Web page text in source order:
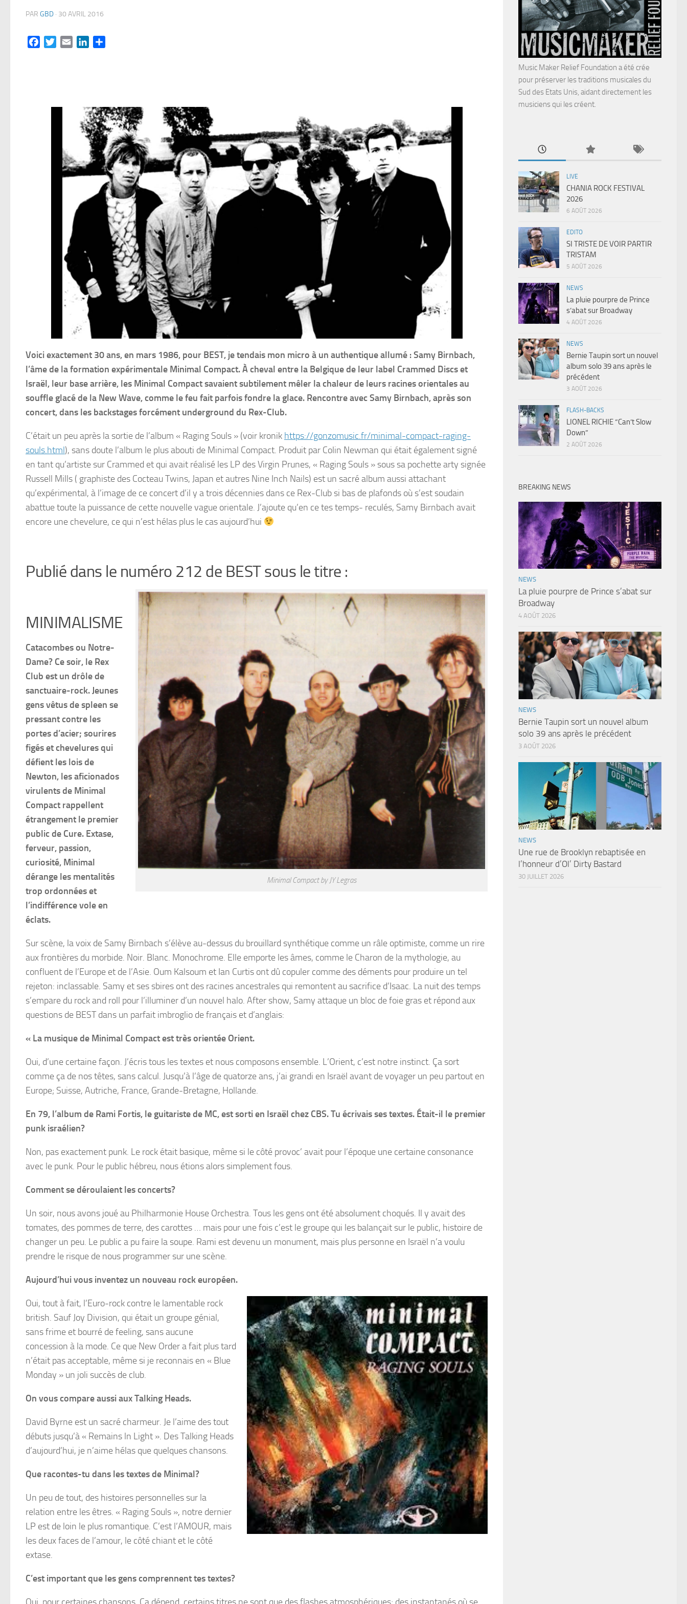
PAR GBD · 30 AVRIL 2016
FacebookTwitterEmail LinkedIn
Voici exactement 30 ans, en mars 1986, pour BEST, je tendais mon micro à un authentique allumé : Samy Birnbach,
l’âme de la formation expérimentale Minimal Compact. À cheval entre la Belgique de leur label Crammed Discs et
Israël, leur base arrière, les Minimal Compact savaient subtilement mêler la chaleur de leurs racines orientales au
souffle glacé de la New Wave, comme le feu fait parfois fondre la glace. Rencontre avec Samy Birnbach, après son
concert, dans les backstages forcément underground du Rex-Club.
C’était un peu après la sortie de l’album « Raging Souls » (voir kronik https://gonzomusic.fr/minimal-compact-raging-
souls.html), sans doute l’album le plus abouti de Minimal Compact. Produit par Colin Newman qui était également signé
en tant qu’artiste sur Crammed et qui avait réalisé les LP des Virgin Prunes, « Raging Souls » sous sa pochette arty signée
Russell Mills ( graphiste des Cocteau Twins, Japan et autres Nine Inch Nails) est un sacré album aussi attachant
qu’expérimental, à l’image de ce concert d’il y a trois décennies dans ce Rex-Club si bas de plafonds où s’est soudain
abattue toute la puissance de cette nouvelle vague orientale. J’ajoute qu’en ce tes temps- reculés, Samy Birnbach avait
encore une chevelure, ce qui n’est hélas plus le cas aujourd’hui
Publié dans le numéro 212 de BEST sous le titre :
Minimal Compact by JY Legras
MINIMALISME
Catacombes ou Notre-
Dame? Ce soir, le Rex
Club est un drôle de
sanctuaire-rock. Jeunes
gens vêtus de spleen se
pressant contre les
portes d’acier; sourires
figés et chevelures qui
défient les lois de
Newton, les aficionados
virulents de Minimal
Compact rappellent
étrangement le premier
public de Cure. Extase,
ferveur, passion,
curiosité, Minimal
dérange les mentalités
trop ordonnées et
l’indifférence vole en
éclats.
Sur scène, la voix de Samy Birnbach s’élève au-dessus du brouillard synthétique comme un râle optimiste, comme un rire
aux frontières du morbide. Noir. Blanc. Monochrome. Elle emporte les âmes, comme le Charon de la mythologie, au
confluent de l’Europe et de l’Asie. Oum Kalsoum et Ian Curtis ont dû copuler comme des déments pour produire un tel
rejeton: inclassable. Samy et ses sbires ont des racines ancestrales qui remontent au sacrifice d’Isaac. La nuit des temps
s’empare du rock and roll pour l’illuminer d’un nouvel halo. After show, Samy attaque un bloc de foie gras et répond aux
questions de BEST dans un parfait imbroglio de français et d’anglais:
« La musique de Minimal Compact est très orientée Orient.
Oui, d’une certaine façon. J’écris tous les textes et nous composons ensemble. L’Orient, c’est notre instinct. Ça sort
comme ça de nos têtes, sans calcul. Jusqu’à l’âge de quatorze ans, j’ai grandi en Israël avant de voyager un peu partout en
Europe; Suisse, Autriche, France, Grande-Bretagne, Hollande.
En 79, l’album de Rami Fortis, le guitariste de MC, est sorti en Israël chez CBS. Tu écrivais ses textes. Était-il le premier
punk israélien?
Non, pas exactement punk. Le rock était basique, même si le côté provoc’ avait pour l’époque une certaine consonance
avec le punk. Pour le public hébreu, nous étions alors simplement fous.
Comment se déroulaient les concerts?
Un soir, nous avons joué au Philharmonie House Orchestra. Tous les gens ont été absolument choqués. Il y avait des
tomates, des pommes de terre, des carottes … mais pour une fois c’est le groupe qui les balançait sur le public, histoire de
changer un peu. Le public a pu faire la soupe. Rami est devenu un monument, mais plus personne en Israël n’a voulu
prendre le risque de nous programmer sur une scène.
Aujourd’hui vous inventez un nouveau rock européen.
Oui, tout à fait, l’Euro-rock contre le lamentable rock
british. Sauf Joy Division, qui était un groupe génial,
sans frime et bourré de feeling, sans aucune
concession à la mode. Ce que New Order a fait plus tard
n’était pas acceptable, même si je reconnais en « Blue
Monday » un joli succès de club.
On vous compare aussi aux Talking Heads.
David Byrne est un sacré charmeur. Je l’aime des tout
débuts jusqu’à « Remains ln Light ». Des Talking Heads
d’aujourd’hui, je n’aime hélas que quelques chansons.
Que racontes-tu dans les textes de Minimal?
Un peu de tout, des histoires personnelles sur la
relation entre les êtres. « Raging Souls », notre dernier
LP est de loin le plus romantique. C’est l’AMOUR, mais
les deux faces de l’amour, le côté chiant et le côté
extase.
C’est important que les gens comprennent tes textes?
Music Maker Relief Foundation a été crée
pour préserver les traditions musicales du
Sud des Etats Unis, aidant directement les
musiciens qui les créent.
LIVE
CHANIA ROCK FESTIVAL
2026
6 AOÛT 2026
EDITO
SI TRISTE DE VOIR PARTIR
TRISTAM
5 AOÛT 2026
NEWS
La pluie pourpre de Prince
s’abat sur Broadway
4 AOÛT 2026
NEWS
Bernie Taupin sort un nouvel
album solo 39 ans après le
précédent
3 AOÛT 2026
FLASH-BACKS
LIONEL RICHIE “Can’t Slow
Down”
2 AOÛT 2026
BREAKING NEWS
NEWS
La pluie pourpre de Prince s’abat sur
Broadway
4 AOÛT 2026
NEWS
Bernie Taupin sort un nouvel album
solo 39 ans après le précédent
3 AOÛT 2026
NEWS
Une rue de Brooklyn rebaptisée en
l’honneur d’Ol’ Dirty Bastard
30 JUILLET 2026